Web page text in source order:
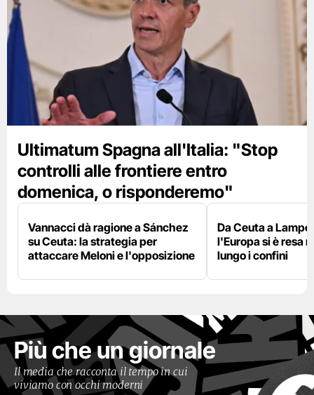
Ultimatum Spagna all'Italia: "Stop
controlli alle frontiere entro
domenica, o risponderemo"
Vannacci dà ragione a Sánchez
su Ceuta: la strategia per
attaccare Meloni e l'opposizione
Da Ceuta a
l'Europa si è resa
lungo i confini
Più che un giornale
Il media che racconta il tempo in cui
viviamo con occhi moderni